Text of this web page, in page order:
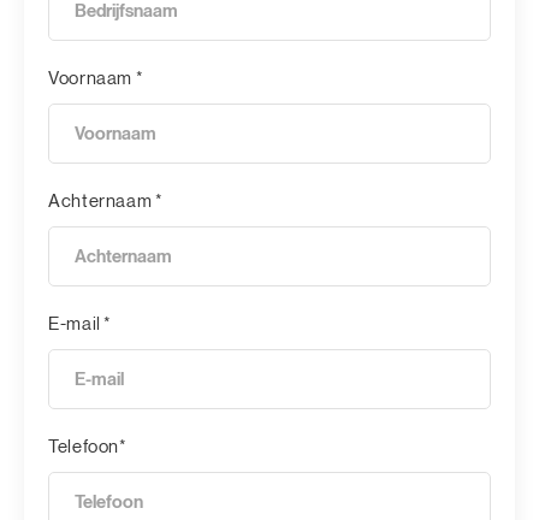
Voornaam *
Achternaam *
E-mail *
Telefoon*